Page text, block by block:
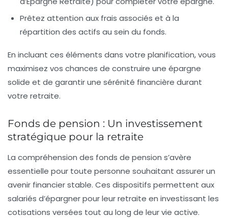
Prêtez attention aux frais associés et à la
répartition des actifs au sein du fonds.
En incluant ces éléments dans votre planification, vous
maximisez vos chances de construire une épargne
solide et de garantir une sérénité financière durant
votre retraite.
Fonds de pension : Un investissement
stratégique pour la retraite
La compréhension des fonds de pension s’avère
essentielle pour toute personne souhaitant assurer un
avenir financier stable. Ces dispositifs permettent aux
salariés d’épargner pour leur retraite en investissant les
cotisations versées tout au long de leur vie active.